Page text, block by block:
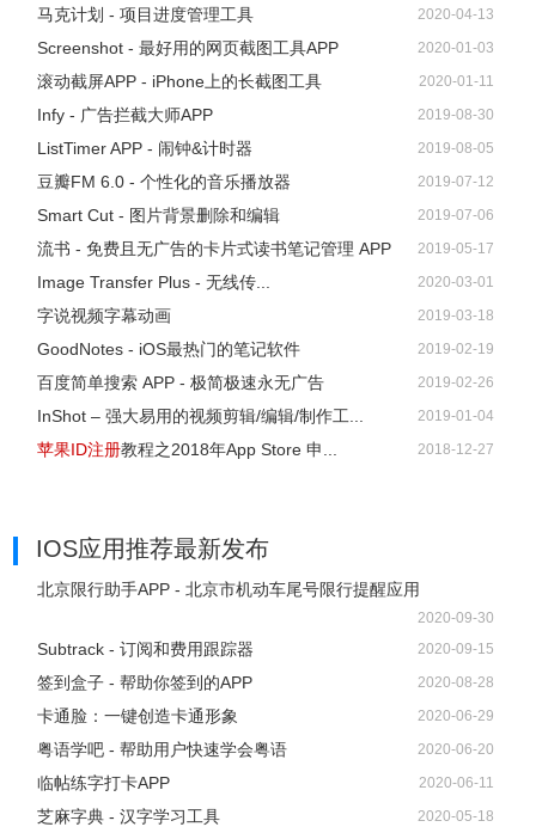
b、关闭密码
操作步骤：苹果手机——设置——iTunes Store 与 App Store
——密码设置——先点击 15 分钟后需要——再点击下方的
关闭需要密码（开关灰色为关闭）
通过上述方法，如果依然不显示创建新 Apple ID或创建账号
最后一步无法验证等问题，可以先用浏览器在网页版苹果网
站创建账号，然后登陆到手机，在 App Store 下载免费应
马克计划 - 项目进度管理工具 2020-04-13
Screenshot - 最好用的网页截图工具APP 2020-01-03
滚动截屏APP - iPhone上的长截图工具 2020-01-11
Infy - 广告拦截大师APP 2019-08-30
ListTimer APP - 闹钟&计时器 2019-08-05
豆瓣FM 6.0 - 个性化的音乐播放器 2019-07-12
Smart Cut - 图片背景删除和编辑 2019-07-06
流书 - 免费且无广告的卡片式读书笔记管理 APP 2019-05-17
Image Transfer Plus - 无线传... 2020-03-01
字说视频字幕动画 2019-03-18
GoodNotes - iOS最热门的笔记软件 2019-02-19
百度简单搜索 APP - 极简极速永无广告 2019-02-26
InShot – 强大易用的视频剪辑/编辑/制作工... 2019-01-04
苹果ID注册教程之2018年App Store 申... 2018-12-27
IOS应用推荐最新发布
北京限行助手APP - 北京市机动车尾号限行提醒应用
2020-09-30
Subtrack - 订阅和费用跟踪器 2020-09-15
签到盒子 - 帮助你签到的APP 2020-08-28
卡通脸：一键创造卡通形象 2020-06-29
粤语学吧 - 帮助用户快速学会粤语 2020-06-20
临帖练字打卡APP 2020-06-11
芝麻字典 - 汉字学习工具 2020-05-18